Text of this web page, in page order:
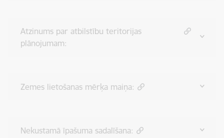
Atzinums par atbilstību teritorijas
plānojumam:
Zemes lietošanas mērķa maiņa:
Nekustamā īpašuma sadalīšana: